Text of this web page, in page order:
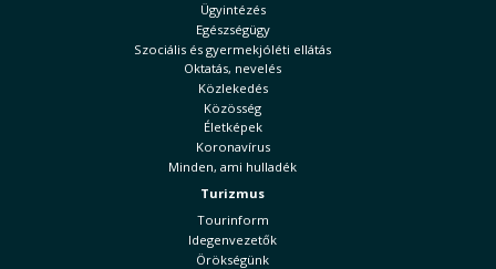
Ügyintézés
Egészségügy
Szociális és gyermekjóléti ellátás
Oktatás, nevelés
Közlekedés
Közösség
Életképek
Koronavírus
Minden, ami hulladék
Turizmus
Tourinform
Idegenvezetők
Örökségünk